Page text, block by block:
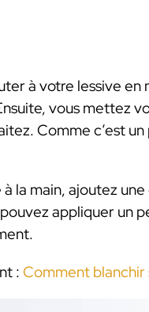
à votre lessive
vous mettez
Comme c’est
à la main, ajoutez
appliquer un
: Comment blanchir